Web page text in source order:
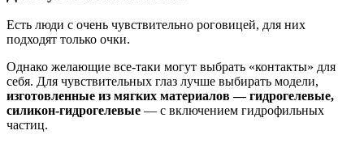
Есть люди с очень чувствительно роговицей, для них
подходят только очки.
Однако желающие все-таки могут выбрать «контакты» для
себя. Для чувствительных глаз лучше выбирать модели,
изготовленные из мягких материалов — гидрогелевые,
силикон-гидрогелевые — с включением гидрофильных
частиц.